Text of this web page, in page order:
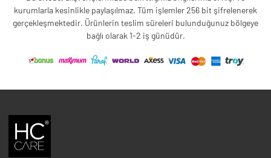
kurumlarla kesinlikle paylaşılmaz. Tüm işlemler 256 bit şifrelenerek
gerçekleşmektedir. Ürünlerin teslim süreleri bulunduğunuz bölgeye
bağlı olarak 1-2 iş günüdür.